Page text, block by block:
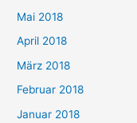
Mai 2018
April 2018
März 2018
Februar 2018
Januar 2018